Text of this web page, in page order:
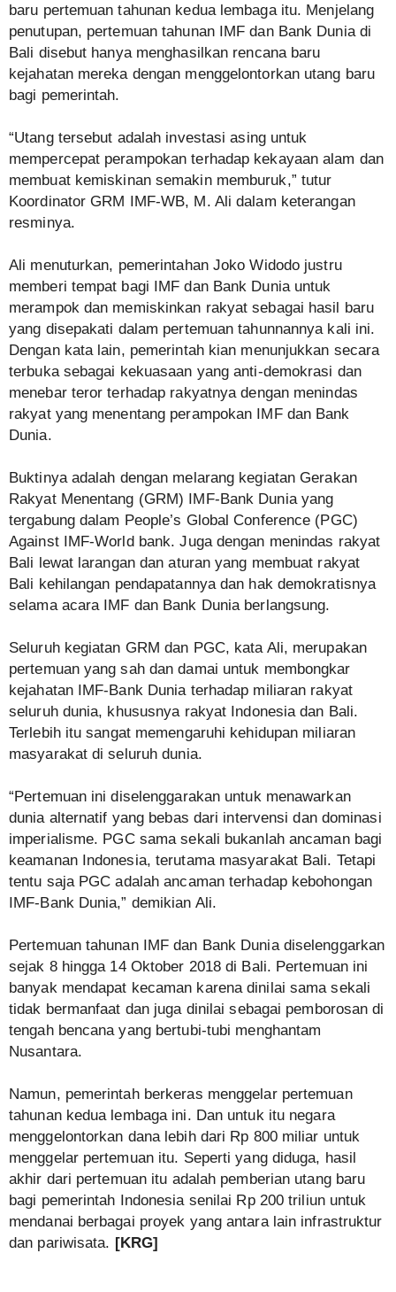
baru pertemuan tahunan kedua lembaga itu. Menjelang
penutupan, pertemuan tahunan IMF dan Bank Dunia di
Bali disebut hanya menghasilkan rencana baru
kejahatan mereka dengan menggelontorkan utang baru
bagi pemerintah.
“Utang tersebut adalah investasi asing untuk
mempercepat perampokan terhadap kekayaan alam dan
membuat kemiskinan semakin memburuk,” tutur
Koordinator GRM IMF-WB, M. Ali dalam keterangan
resminya.
Ali menuturkan, pemerintahan Joko Widodo justru
memberi tempat bagi IMF dan Bank Dunia untuk
merampok dan memiskinkan rakyat sebagai hasil baru
yang disepakati dalam pertemuan tahunnannya kali ini.
Dengan kata lain, pemerintah kian menunjukkan secara
terbuka sebagai kekuasaan yang anti-demokrasi dan
menebar teror terhadap rakyatnya dengan menindas
rakyat yang menentang perampokan IMF dan Bank
Dunia.
Buktinya adalah dengan melarang kegiatan Gerakan
Rakyat Menentang (GRM) IMF-Bank Dunia yang
tergabung dalam People’s Global Conference (PGC)
Against IMF-World bank. Juga dengan menindas rakyat
Bali lewat larangan dan aturan yang membuat rakyat
Bali kehilangan pendapatannya dan hak demokratisnya
selama acara IMF dan Bank Dunia berlangsung.
Seluruh kegiatan GRM dan PGC, kata Ali, merupakan
pertemuan yang sah dan damai untuk membongkar
kejahatan IMF-Bank Dunia terhadap miliaran rakyat
seluruh dunia, khususnya rakyat Indonesia dan Bali.
Terlebih itu sangat memengaruhi kehidupan miliaran
masyarakat di seluruh dunia.
“Pertemuan ini diselenggarakan untuk menawarkan
dunia alternatif yang bebas dari intervensi dan dominasi
imperialisme. PGC sama sekali bukanlah ancaman bagi
keamanan Indonesia, terutama masyarakat Bali. Tetapi
tentu saja PGC adalah ancaman terhadap kebohongan
IMF-Bank Dunia,” demikian Ali.
Pertemuan tahunan IMF dan Bank Dunia diselenggarkan
sejak 8 hingga 14 Oktober 2018 di Bali. Pertemuan ini
banyak mendapat kecaman karena dinilai sama sekali
tidak bermanfaat dan juga dinilai sebagai pemborosan di
tengah bencana yang bertubi-tubi menghantam
Nusantara.
Namun, pemerintah berkeras menggelar pertemuan
tahunan kedua lembaga ini. Dan untuk itu negara
menggelontorkan dana lebih dari Rp 800 miliar untuk
menggelar pertemuan itu. Seperti yang diduga, hasil
akhir dari pertemuan itu adalah pemberian utang baru
bagi pemerintah Indonesia senilai Rp 200 triliun untuk
mendanai berbagai proyek yang antara lain infrastruktur
dan pariwisata. [KRG]